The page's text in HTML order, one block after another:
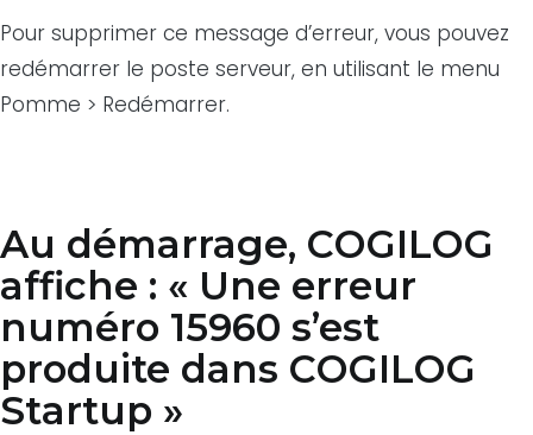
Pour supprimer ce message d’erreur, vous pouvez
redémarrer le poste serveur, en utilisant le menu
Pomme > Redémarrer.
Au démarrage, COGILOG
affiche : « Une erreur
numéro 15960 s’est
produite dans COGILOG
Startup »